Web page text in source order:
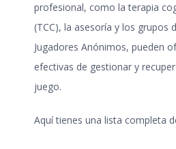
profesional, como la terapia
(TCC), la asesoría y los grupos
Jugadores Anónimos, pueden
efectivas de gestionar y
juego.
Aquí tienes una lista completa